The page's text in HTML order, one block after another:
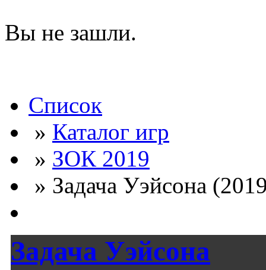
Вы не зашли.
Список
» Каталог игр
» ЗОК 2019
» Задача Уэйсона
Задача Уэйсона